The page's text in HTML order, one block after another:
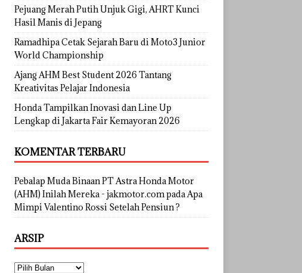
Pejuang Merah Putih Unjuk Gigi, AHRT Kunci
Hasil Manis di Jepang
Ramadhipa Cetak Sejarah Baru di Moto3 Junior
World Championship
Ajang AHM Best Student 2026 Tantang
Kreativitas Pelajar Indonesia
Honda Tampilkan Inovasi dan Line Up
Lengkap di Jakarta Fair Kemayoran 2026
KOMENTAR TERBARU
Pebalap Muda Binaan PT Astra Honda Motor
(AHM) Inilah Mereka - jakmotor.compadaApa
Mimpi Valentino Rossi Setelah Pensiun ?
ARSIP